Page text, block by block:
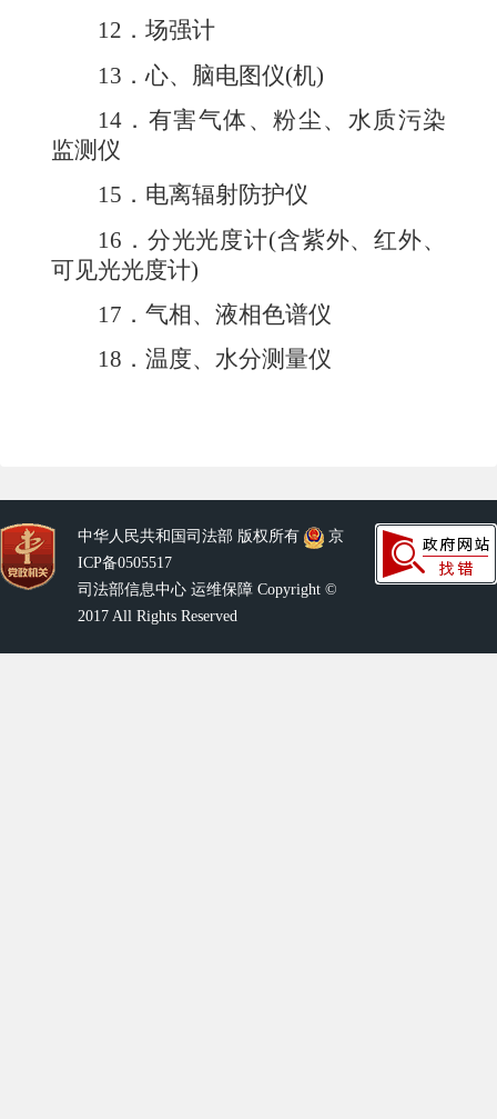
12 ．场强计
13 ．心、脑电图仪(机)
14 ．有害气体、粉尘、水质污染
监测仪
15 ．电离辐射防护仪
16 ．分光光度计(含紫外、红外、
可见光光度计)
17 ．气相、液相色谱仪
18 ．温度、水分测量仪
中华人民共和国司法部 版权所有
京
ICP备0505517
司法部信息中心 运维保障 Copyright ©
2017 All Rights Reserved